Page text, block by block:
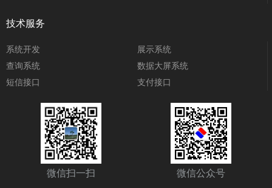
技术服务
系统开发
展示系统
查询系统
数据大屏系统
短信接口
支付接口
微信扫一扫 微信公众号